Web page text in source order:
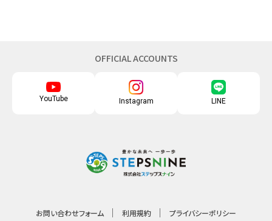
OFFICIAL ACCOUNTS
YouTube Instagram LINE
お問い合わせフォーム 利用規約 プライバシーポリシー